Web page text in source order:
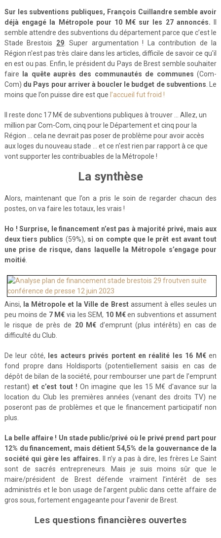
Sur les subventions publiques, François Cuillandre semble avoir
déjà engagé la Métropole pour 10 M€ sur les 27 annoncés.
semble attendre des subventions du département parce que c’est le
Stade Brestois 29. Super argumentation ! La contribution de la
Région n'est pas très claire dans les articles, difficile de savoir ce qu'il
en est ou pas. Enfin, le président du Pays de Brest semble souhaiter
faire
la quête auprès des communautés de communes (Com-
Com) du Pays pour arriver à boucler le budget de subventions . Le
moins que l’on puisse dire est que l’accueil fut froid !
Il reste donc 17 M€ de subventions publiques à trouver … Allez, un
million par Com-Com, cinq pour le Département et cinq pour la
Région … cela ne devrait pas poser de problème pour avoir accès
aux loges du nouveau stade … et ce n'est rien par rapport à ce que
vont supporter les contribuables de la Métropole !
La synthèse
Alors, maintenant que l’on a pris le soin de regarder chacun des
postes, on va faire les totaux, les vrais !
Ho ! Surprise, le financement n’est pas à majorité privé, mais aux
deux tiers publics (59%), si on compte que le prêt est avant tout
une prise de risque, dans laquelle la Métropole s’engage pour
moitié.
Ainsi, la Métropole et la Ville de Brestassument à elles seules un
peu moins de 7 M€ via les SEM, 10 M€en subventions et assument
le risque de près de 20 M€ d’emprunt (plus intérêts) en cas de
difficulté du Club.
De leur côté, les acteurs privés portent en réalité les 16 M€en
fond propre dans Holdisports (potentiellement saisis en cas de
dépôt de bilan de la société, pour rembourser une part de l’emprunt
restant) et c’est tout ! On imagine que les 15 M€ d'avance sur la
location du Club les premières années (venant des droits TV) ne
poseront pas de problèmes et que le financement participatif non
plus.
La belle affaire ! Un stade public/privé où le privé prend part pour
12% du financement, mais détient 54,5% de la gouvernance de la
société qui gère les affaires. Il n’y a pas à dire, les frères Le Saint
sont de sacrés entrepreneurs. Mais je suis moins sûr que le
maire/président de Brest défende vraiment l’intérêt de ses
administrés et le bon usage de l’argent public dans cette affaire de
gros sous, fortement engageante pour l’avenir de Brest.
Les questions financières ouvertes